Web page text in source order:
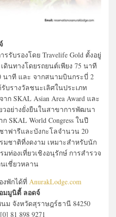
รับรองโดย Travelife Gold ตั้งอยู่
นทางโดยรถยนต์เพียง 75 นาที
นาที และ จากสนามบินกระบี่ 2
บรางวัลชนะเลิศในประเภท
SKAL Asian Area Award และ
วอย่างยั่งยืนในสาขาการพัฒนา
World Congress ในปี
าฟารีและบังกะโลจำนวน 20
ชาติที่งดงาม เหมาะสำหรับนัก
ท่องเที่ยวเชิงอนุรักษ์ การสำรวจ
เชี่ยวหลาน
งพักได้ที่ AnurakLodge.com
มมูนิตี้ ลอดจ์
ม จังหวัดสุราษฎร์ธานี 84250
81 898 9271